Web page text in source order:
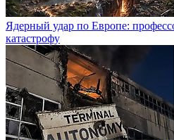
Ядерный удар по Европе:
катастрофу